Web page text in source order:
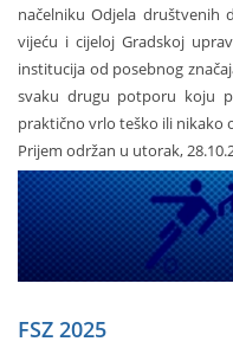
načelniku Odjela društvenih
vijeću i cijeloj Gradskoj
institucija od posebnog
svaku drugu potporu koju
praktično vrlo teško ili nikako
Prijem održan u utorak,
FSZ 2025